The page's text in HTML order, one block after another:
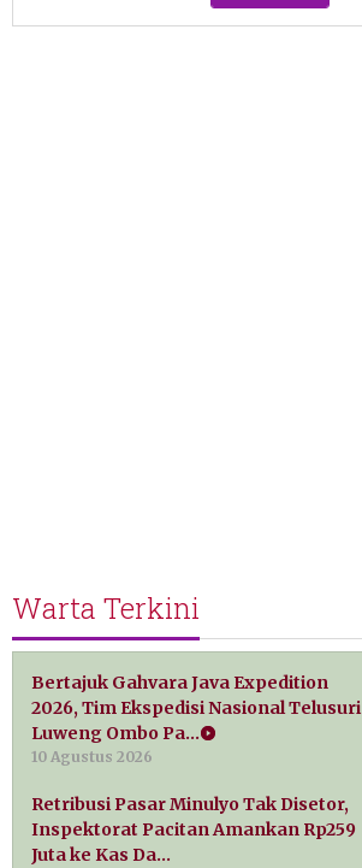
Warta Terkini
Bertajuk Gahvara Java Expedition
2026, Tim Ekspedisi Nasional Telusuri
Luweng Ombo Pa…
10 Agustus 2026
Retribusi Pasar Minulyo Tak Disetor,
Inspektorat Pacitan Amankan Rp259
Juta ke Kas Da…